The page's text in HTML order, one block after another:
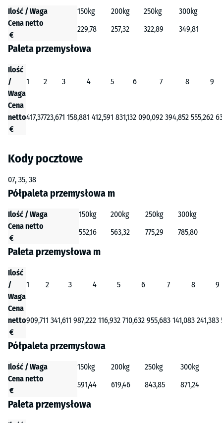
Ilość / Waga 150kg 200kg 250kg
300kg
Cena netto
€
229,78 257,32 322,89 349,81
Paleta przemysłowa
Ilość
/
Waga
1 2 3 4 5 6 7 8 9
Cena
netto
€
417,37723,671 158,881 412,591 831,132 090,092 394,852 555,262
Kody pocztowe
07, 35, 38
Półpaleta przemysłowa m
Ilość / Waga 150kg 200kg 250kg
300kg
Cena netto
€
552,16 563,32 775,29 785,80
Paleta przemysłowa m
Ilość
/
Waga
1 2 3 4 5 6 7 8 9
Cena
netto
€
909,711 341,611 987,222 116,932 710,632 955,683 141,083 241,383
Półpaleta przemysłowa
Ilość / Waga 150kg 200kg 250kg
300kg
Cena netto
€
591,44 619,46 843,85 871,24
Paleta przemysłowa